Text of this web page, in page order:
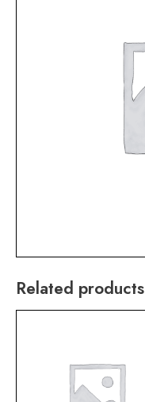
Related products